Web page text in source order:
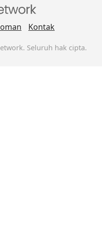
Kontak
Seluruh hak cipta.